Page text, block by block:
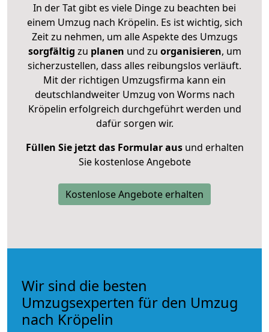
In der Tat gibt es viele Dinge zu beachten bei
einem Umzug nach Kröpelin. Es ist wichtig, sich
Zeit zu nehmen, um alle Aspekte des Umzugs
sorgfältig zu planen und zu organisieren, um
sicherzustellen, dass alles reibungslos verläuft.
Mit der richtigen Umzugsfirma kann ein
deutschlandweiter Umzug von Worms nach
Kröpelin erfolgreich durchgeführt werden und
dafür sorgen wir.
Füllen Sie jetzt das Formular ausund erhalten
Sie kostenlose Angebote
Kostenlose Angebote erhalten
Wir sind die besten
Umzugsexperten für den Umzug
nach Kröpelin